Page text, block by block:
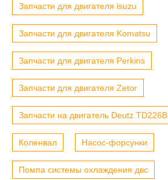
Запчасти для двигателя isuzu
Запчасти для двигателя Komatsu
Запчасти для двигателя Perkins
Запчасти для двигателя Zetor
Запчасти на двигатель Deutz TD226B
Коленвал Насос-форсунки
Помпа системы охлаждения двс